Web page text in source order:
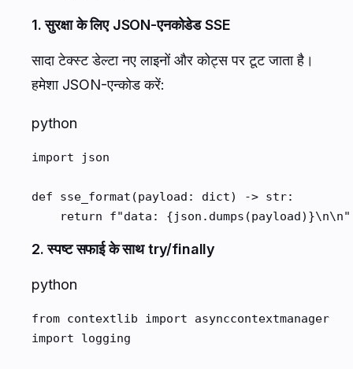
1. सुरक्षा के लिए JSON-एनकोडेड SSE
सादा टेक्स्ट डेल्टा नए लाइनों और कोट्स पर टूट जाता है।
हमेशा JSON-एन्कोड करें:
python
import json
def sse_format(payload: dict) -> str:
    return f"data: {json.dumps(payload)}\n\n"
2. स्पष्ट सफाई के साथ try/finally
python
from contextlib import asynccontextmanager
import logging